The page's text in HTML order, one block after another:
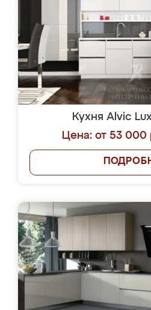
Кухня Alvic
Цена: от 53 000